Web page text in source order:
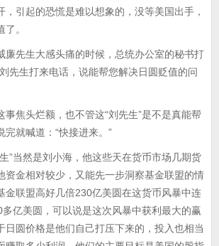
，引起的恐慌是难以想象的，没等美国出手，
。
先生大感头痛的时候，总统办公室的秘书打
先生打来电话，说能帮您解决日圆贬值的问
焦头烂额，也不管这“刘先生”是不是真能帮
完就喊道：“快接进来。”
当然是刘小海，他这些天在货币市场几期货
资金相对较少，又能先一步洞察基金联盟的情
金联盟高好几倍230亿美圆在这货币风暴中连
亿美圆，可以说是这次风暴中获利最大的赢
日圆价格是他们自己打压下来的，投入也相当